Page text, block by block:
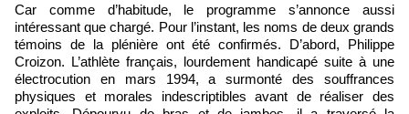
Car comme d’habitude, le programme s’annonce aussi
intéressant que chargé. Pour l’instant, les noms de deux grands
témoins de la plénière ont été confirmés. D’abord, Philippe
Croizon. L’athlète français, lourdement handicapé suite à une
électrocution en mars 1994, a surmonté des souffrances
physiques et morales indescriptibles avant de réaliser des